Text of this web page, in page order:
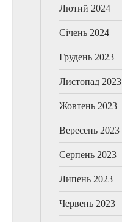
Лютий 2024
Січень 2024
Грудень 2023
Листопад 2023
Жовтень 2023
Вересень 2023
Серпень 2023
Липень 2023
Червень 2023